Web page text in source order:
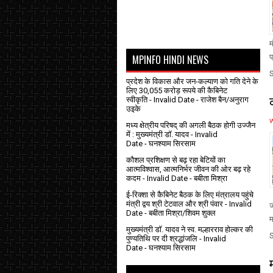
MPINFO HINDI NEWS
प्रदेश के विकास और जन-कल्याण को गति देने के
लिए 30,055 करोड़ रूपये की कैबिनेट
स्वीकृति- Invalid Date - राजेश बैन/अनुराग
उइके
मध्य क्षेत्रीय परिषद् की अगली बैठक होगी उज्जैन
में : मुख्यमंत्री डॉ. यादव- Invalid
Date - घनश्याम सिरसाम
कौशल प्रशिक्षण से बढ़ रहा बेटियों का
आत्मविश्वास, आत्मनिर्भर जीवन की ओर बढ़ रहे
कदम - Invalid Date - बबीता मिश्रा
ई-रिक्शा से कैबिनेट बैठक के लिए मंत्रालय पहुंचे
मंत्री द्वय श्री टेटवाल और श्री पंवार - Invalid
Date - बबीता मिश्रा/शिवम शुक्ल
मुख्यमंत्री डॉ. यादव ने स्व. मल्हारराव होल्कर की
पुण्यतिथि पर दी श्रद्धांजलि - Invalid
Date - घनश्याम सिरसाम